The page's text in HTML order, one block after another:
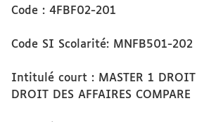
Code : 4FBF02-201
Code SI Scolarité: MNFB501-202
Intitulé court : MASTER 1 DROIT
DROIT DES AFFAIRES COMPARE